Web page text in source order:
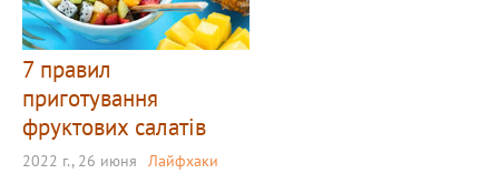
7 правил
приготування
фруктових салатів
2022 г., 26 июня Лайфхаки